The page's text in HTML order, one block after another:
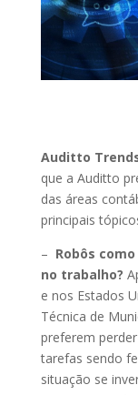
Auditto
que a Auditto
das áreas
principais
– Robôs
no trabalho?
e nos Estados
Técnica de
preferem
tarefas sendo
situação se